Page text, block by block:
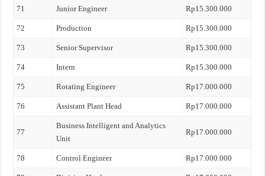
71 Junior Engineer Rp15.300.000
72 Production Rp15.300.000
73 Senior Supervisor Rp15.300.000
74 Intern Rp15.300.000
75 Rotating Engineer Rp17.000.000
76 Assistant Plant Head Rp17.000.000
77
Business Intelligent and Analytics
Unit
Rp17.000.000
78 Control Engineer Rp17.000.000